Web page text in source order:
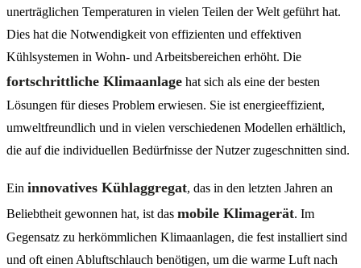
unerträglichen Temperaturen in vielen Teilen der Welt geführt hat.
Dies hat die Notwendigkeit von effizienten und effektiven
Kühlsystemen in Wohn- und Arbeitsbereichen erhöht. Die
fortschrittliche Klimaanlage hat sich als eine der besten
Lösungen für dieses Problem erwiesen. Sie ist energieeffizient,
umweltfreundlich und in vielen verschiedenen Modellen erhältlich,
die auf die individuellen Bedürfnisse der Nutzer zugeschnitten sind.
Ein innovatives Kühlaggregat, das in den letzten Jahren an
Beliebtheit gewonnen hat, ist das mobile Klimagerät. Im
Gegensatz zu herkömmlichen Klimaanlagen, die fest installiert sind
und oft einen Abluftschlauch benötigen, um die warme Luft nach